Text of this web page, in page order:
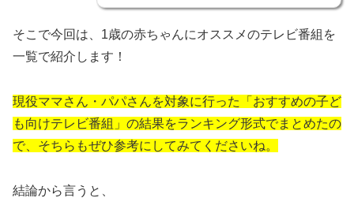
そこで今回は、1歳の赤ちゃんにオススメのテレビ番組を
一覧で紹介します！
現役ママさん・パパさんを対象に行った「おすすめの子ど
も向けテレビ番組」の結果をランキング形式でまとめたの
で、そちらもぜひ参考にしてみてくださいね。
結論から言うと、